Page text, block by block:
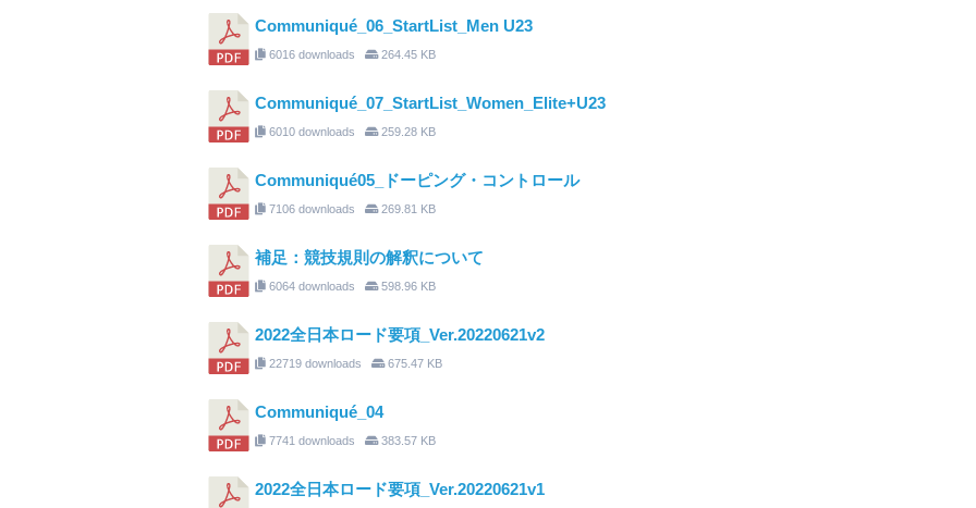
Communiqué_06_StartList_Men U23
6016 downloads 264.45 KB
Communiqué_07_StartList_Women_Elite+U23
6010 downloads 259.28 KB
Communiqué05_ドーピング・コントロール
7106 downloads 269.81 KB
補足：競技規則の解釈について
6064 downloads 598.96 KB
2022全日本ロード要項_Ver.20220621v2
22719 downloads 675.47 KB
Communiqué_04
7741 downloads 383.57 KB
2022全日本ロード要項_Ver.20220621v1